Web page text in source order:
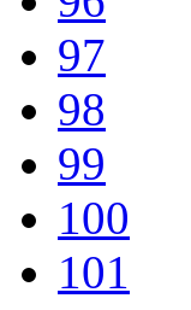
97
98
99
100
101